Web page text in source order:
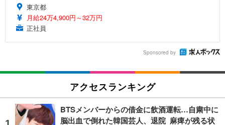
東京都
月給24万4,900円～32万円
正社員
Sponsored by
アクセスランキング
BTSメンバーからの借金に飲酒運転…自粛中に
脳出血で倒れた韓国芸人、退院 麻痺が残る状